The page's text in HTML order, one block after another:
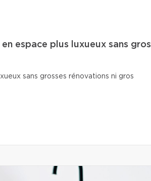
espace plus luxueux sans gros
sans grosses rénovations ni gros